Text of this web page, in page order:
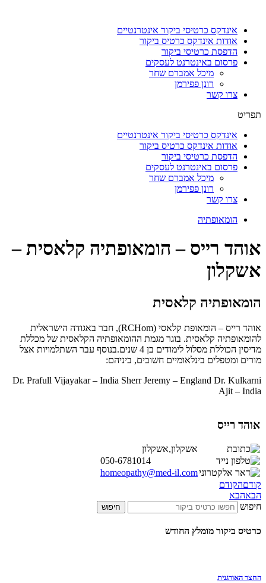
אינדקס כרטיסי ביקור אינטרנטיים
אודות אינדקס כרטיס ביקור
הדפסת כרטיסי ביקור
פרסום באינטרנט לעסקים
מיכל אמברם שחר
רונן פפירמן
צרו קשר
תפריט
אינדקס כרטיסי ביקור אינטרנטיים
אודות אינדקס כרטיס ביקור
הדפסת כרטיסי ביקור
פרסום באינטרנט לעסקים
מיכל אמברם שחר
רונן פפירמן
צרו קשר
הומאופתיה
אוהד רייס – הומאופתיה קלאסית –
אשקלון
הומאופתיה קלאסית
אוהד רייס – הומאופת קלאסי (RCHom), חבר באגודה הישראלית
להומאופתיה קלאסית. בוגר מגמת ההומאופתיה הקלאסית של מכללת
מדיסין הכוללת מסלול לימודים בן 4 שנים.בנוסף עבר השתלמויות אצל
מורים ומטפלים בינלאומיים חשובים, ביניהם:
Dr. Prafull Vijayakar – India Sherr Jeremy – England Dr. Kulkarni
Ajit – India
אוהד רייס
אשקלון,אשקלון
050-6781014
homeopathy@med-il.com
קודםהקודם
הבאהבא
חיפוש
חיפוש
כרטיס ביקור מומלץ החודש
החצר האורגנית